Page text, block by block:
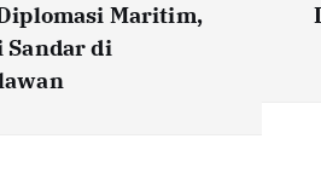
Maritim,
Sandar di